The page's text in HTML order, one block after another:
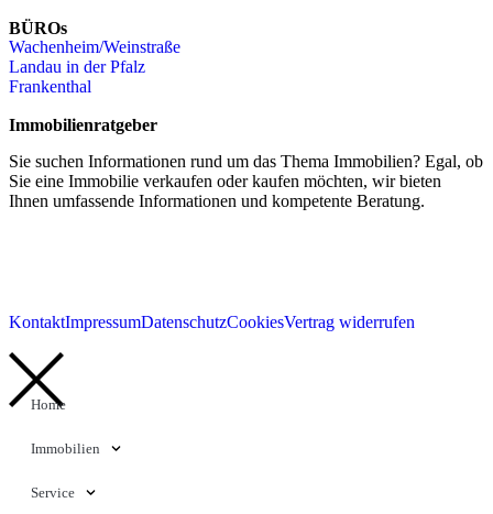
BÜROs
Wachenheim/Weinstraße
Landau in der Pfalz
Frankenthal
Immobilienratgeber
Sie suchen Informationen rund um das Thema Immobilien? Egal, ob
Sie eine Immobilie verkaufen oder kaufen möchten, wir bieten
Ihnen umfassende Informationen und kompetente Beratung.
KontaktImpressumDatenschutzCookiesVertrag widerrufen
Home
Immobilien
Service